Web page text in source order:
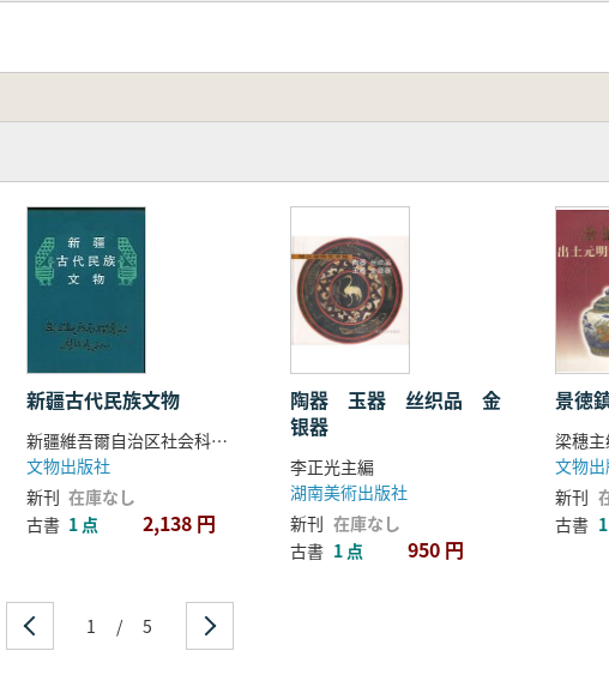
新疆古代民族文物
新疆維吾爾自治区社会科学院考古研究所 編
文物出版社
新刊 在庫なし
古書 1 点 2,138 円
陶器 玉器 丝织品 金
银器
李正光主編
湖南美術出版社
新刊 在庫なし
古書 1 点 950 円
景徳
梁穗
文物
新刊
古書
1 / 5